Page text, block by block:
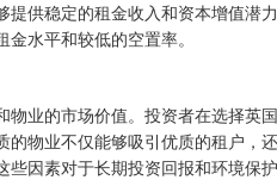
提供稳定的租金收入和资本增值潜
水平和较低的空置率。
物业的市场价值。投资者在选择英
的物业不仅能够吸引优质的租户，
因素对于长期投资回报和环境保护